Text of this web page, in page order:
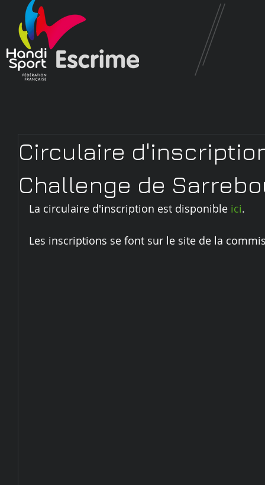
Circulaire
Challenge de
La circulaire d'inscription est disponible ici.
Les inscriptions se font sur le site de la